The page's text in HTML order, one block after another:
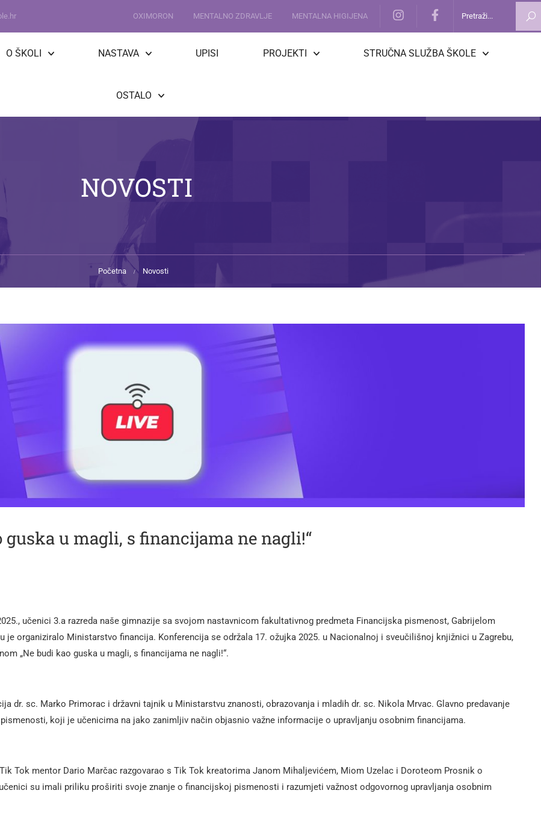
OXIMORON MENTALNO ZDRAVLJE MENTALNA HIGIJENA
O ŠKOLI NASTAVA UPISI PROJEKTI STRUČNA SLUŽBA ŠKOLE
OSTALO
NOVOSTI
Početna Novosti
u magli, s financijama ne nagli!“
učenici 3.a razreda naše gimnazije sa svojom nastavnicom fakultativnog predmeta Financijska pismenost, Gabrijelom
organiziralo Ministarstvo financija. Konferencija se održala 17. ožujka 2025. u Nacionalnoj i sveučilišnoj knjižnici u Zagrebu,
„Ne budi kao guska u magli, s financijama ne nagli!“.
dr. sc. Marko Primorac i državni tajnik u Ministarstvu znanosti, obrazovanja i mladih dr. sc. Nikola Mrvac. Glavno predavanje
koji je učenicima na jako zanimljiv način objasnio važne informacije o upravljanju osobnim financijama.
Tok mentor Dario Marčac razgovarao s Tik Tok kreatorima Janom Mihaljevićem, Miom Uzelac i Doroteom Prosnik o
su imali priliku proširiti svoje znanje o financijskoj pismenosti i razumjeti važnost odgovornog upravljanja osobnim